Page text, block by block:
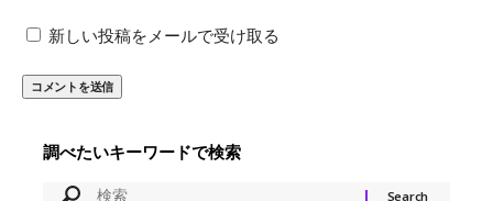
新しい投稿をメールで受け取る
調べたいキーワードで検索